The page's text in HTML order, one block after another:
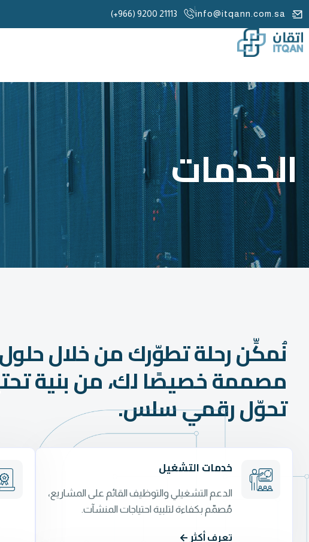
info@itqann.com.sa
(+966) 9200 21113
الخدمات
نُمكِّن رحلة تطوّرك من خلال
مصممة خصيصًا لك، من بنية
تحوّل رقمي سلس.
خدمات التشغيل
الدعم التشغيلي والتوظيف القائم على المشاريع،
مُصمّم بكفاءة لتلبية احتياجات المنشآت.
تعرف أكثر